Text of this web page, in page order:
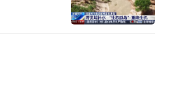
行，一次性完成开沟、